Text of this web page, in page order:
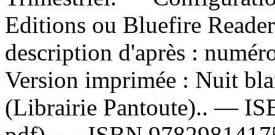
Editions ou Bluefire
description d'après :
Version imprimée : Nuit
(Librairie Pantoute).. —